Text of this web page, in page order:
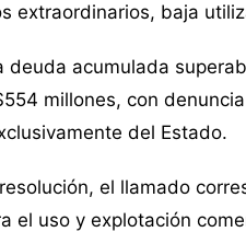
extraordinarios, baja
deuda acumulada
millones, con
del Estado.
el llamado
el uso y explotación